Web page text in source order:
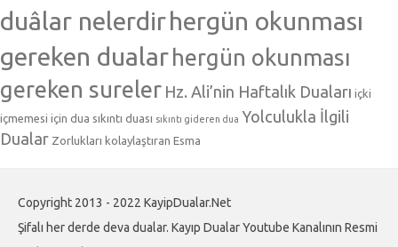
duâlar nelerdirhergün okunması
gereken dualar hergün okunması
gereken sureler Hz. Ali’nin Haftalık Duaları içki
içmemesi için dua sıkıntı duası sıkıntı gideren dua Yolculukla İlgili
Dualar Zorlukları kolaylaştıran Esma
Copyright 2013 - 2022 KayipDualar.Net
Şifalı her derde deva dualar. Kayıp Dualar Youtube Kanalının Resmi